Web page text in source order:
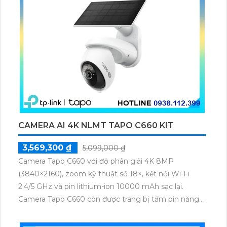
CAMERA AI 4K NLMT TAPO C660 KIT
3,569,300 ₫
5,099,000 ₫
Camera Tapo C660 với độ phân giải 4K 8MP
(3840×2160), zoom kỹ thuật số 18×, kết nối Wi-Fi
2.4/5 GHz và pin lithium-ion 10000 mAh sạc lại.
Camera Tapo C660 còn được trang bị tấm pin năng
thú cưng, phương tiện, lưu trữ thẻ microSD tối đa 512